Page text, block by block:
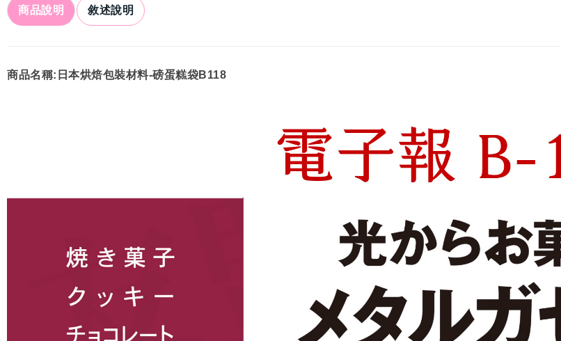
商品說明 敘述說明
商品名稱:日本烘焙包裝材料-磅蛋糕袋B118